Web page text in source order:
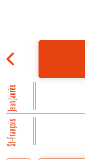
Jean Jaurès
St-François